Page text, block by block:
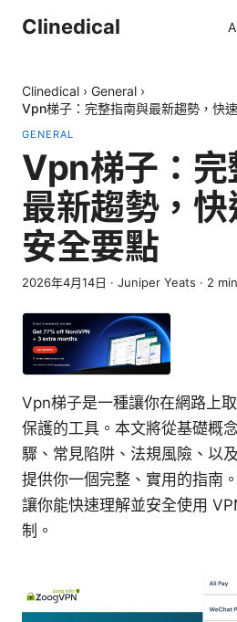
Clinedical
Clinedical › General ›
Vpn梯子：完整指南與最新趨勢，快
GENERAL
Vpn梯子：完
最新趨勢，
安全要點
2026年4月14日 · Juniper Yeats · 2 min
Vpn梯子是一種讓你在網路上
保護的工具。本文將從基礎概
驟、常見陷阱、法規風險、以
提供你一個完整、實用的指南
讓你能快速理解並安全使用
制。